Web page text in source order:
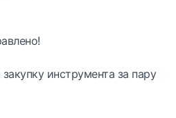
инструмента за пару